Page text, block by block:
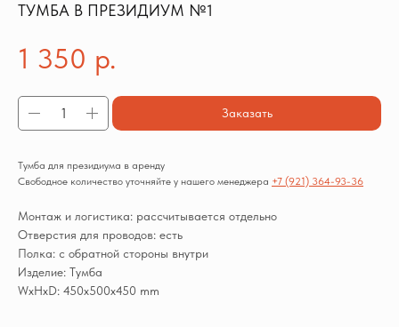
ТУМБА В ПРЕЗИДИУМ №1
1 350 р.
Заказать
Тумба для президиума в аренду
Свободное количество уточняйте у нашего менеджера +7 (921) 364-93-36
Монтаж и логистика: рассчитывается отдельно
Отверстия для проводов: есть
Полка: с обратной стороны внутри
Изделие: Тумба
WxHxD: 450x500x450 mm